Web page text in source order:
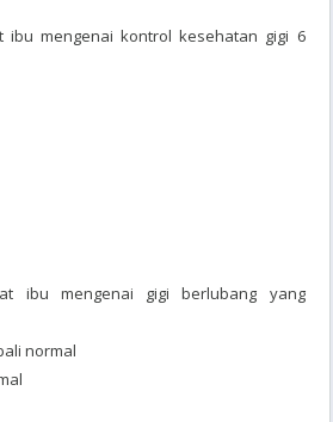
ibu mengenai kontrol kesehatan gigi 6
ibu mengenai gigi berlubang yang
normal